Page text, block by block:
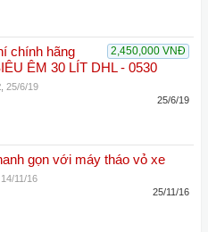
2,450,000 VNĐ
chính hãng
ÊM 30 LÍT DHL - 0530
25/6/19
25/6/19
gọn với máy tháo vỏ xe
14/11/16
25/11/16